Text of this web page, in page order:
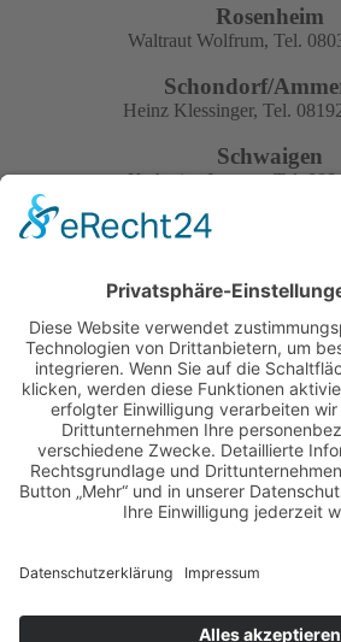
Rosenheim
Waltraut Wolfrum, Tel.
Schondorf/
Heinz Klessinger, Tel.
Schwaigen
Katharina Logusz, Tel.
Schwarzach /
Straubing
Dr. Holger Klinge, Tel.
Traunstein-
Alfred Kerler, Tel.
Weilheim
Stefan Opfermann, Tel.
Arbeitszentrum München
80802 München
Tel. 089/33 25 20